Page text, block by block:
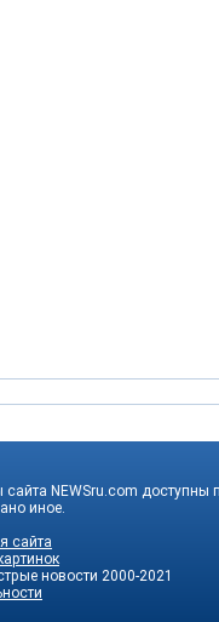
сайта NEWSru.com доступны
иное.
сайта
новости 2000-2021